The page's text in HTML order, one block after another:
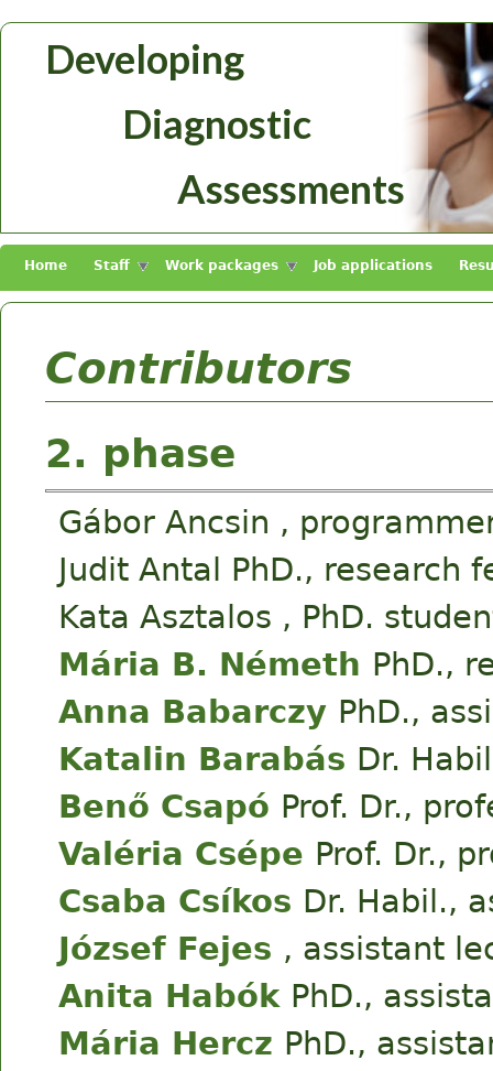
Skip to main content
Mérések
Developing
Diagnostic
Assessments
Home Staff Work packages Job applications
Contributors
2. phase
Gábor Ancsin ,
Judit Antal PhD., research
Kata Asztalos , PhD.
Mária B. Németh PhD.,
Anna Babarczy PhD.,
Katalin Barabás Dr.
Benő Csapó Prof. Dr.,
Valéria Csépe Prof. Dr.,
Csaba Csíkos Dr. Habil.,
József Fejes , assistant
Anita Habók PhD.,
Mária Hercz PhD.,